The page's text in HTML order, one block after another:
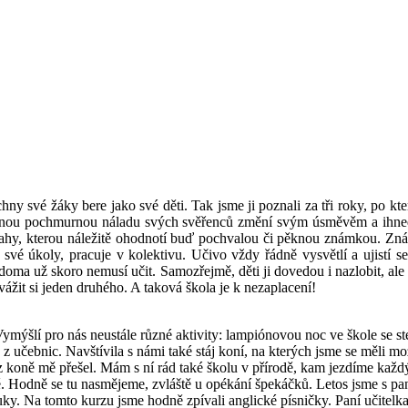
své žáky bere jako své děti. Tak jsme ji poznali za tři roky, po
pochmurnou náladu svých svěřenců změní svým úsměvěm a
kterou náležitě ohodnotí buď pochvalou či pěknou známkou.
úkoly, pracuje v kolektivu. Učivo vždy řádně vysvětlí a ujistí
už skoro nemusí učit. Samozřejmě, děti ji dovedou i nazlobit,
si jeden druhého. A taková škola je k nezaplacení!
pro nás neustále různé aktivity: lampiónovou noc ve škole se
učebnic. Navštívila s námi také stáj koní, na kterých jsme se měli
koně mě přešel. Mám s ní rád také školu v přírodě, kam jezdíme
se tu nasmějeme, zvláště u opékání špekáčků. Letos jsme
Na tomto kurzu jsme hodně zpívali anglické písničky. Paní